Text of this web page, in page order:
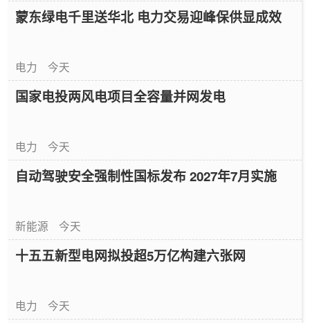
蒙东绿电千里送华北 电力交易迎峰保供显成效
电力 今天
国家电投两风电项目全容量并网发电
电力 今天
自动驾驶安全强制性国标发布 2027年7月实施
新能源 今天
十五五新型电网拟投超5万亿构建六张网
电力 今天